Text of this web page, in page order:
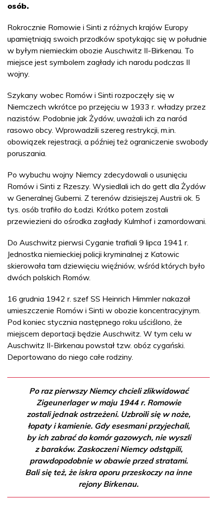
osób.
Rokrocznie Romowie i Sinti z różnych krajów Europy
upamiętniają swoich przodków spotykając się w południe
w byłym niemieckim obozie Auschwitz II-Birkenau. To
miejsce jest symbolem zagłady ich narodu podczas II
wojny.
Szykany wobec Romów i Sinti rozpoczęły się w
Niemczech wkrótce po przejęciu w 1933 r. władzy przez
nazistów. Podobnie jak Żydów, uważali ich za naród
rasowo obcy. Wprowadzili szereg restrykcji, m.in.
obowiązek rejestracji, a później też ograniczenie swobody
poruszania.
Po wybuchu wojny Niemcy zdecydowali o usunięciu
Romów i Sinti z Rzeszy. Wysiedlali ich do gett dla Żydów
w Generalnej Guberni. Z terenów dzisiejszej Austrii ok. 5
tys. osób trafiło do Łodzi. Krótko potem zostali
przewiezieni do ośrodka zagłady Kulmhof i zamordowani.
Do Auschwitz pierwsi Cyganie trafiali 9 lipca 1941 r.
Jednostka niemieckiej policji kryminalnej z Katowic
skierowała tam dziewięciu więźniów, wśród których było
dwóch polskich Romów.
16 grudnia 1942 r. szef SS Heinrich Himmler nakazał
umieszczenie Romów i Sinti w obozie koncentracyjnym.
Pod koniec stycznia następnego roku uściślono, że
miejscem deportacji będzie Auschwitz. W tym celu w
Auschwitz II-Birkenau powstał tzw. obóz cygański.
Deportowano do niego całe rodziny.
Po raz pierwszy Niemcy chcieli zlikwidować
Zigeunerlager w maju 1944 r. Romowie
zostali jednak ostrzeżeni. Uzbroili się w noże,
łopaty i kamienie. Gdy esesmani przyjechali,
by ich zabrać do komór gazowych, nie wyszli
z baraków. Zaskoczeni Niemcy odstąpili,
prawdopodobnie w obawie przed stratami.
Bali się też, że iskra oporu przeskoczy na inne
rejony Birkenau.